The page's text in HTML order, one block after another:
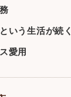
いう生活が続く
愛用